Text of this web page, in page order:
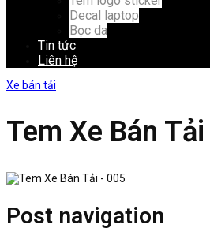
Decal laptop
Bọc da
Tin tức
Liên hệ
Xe bán tải
Tem Xe Bán
Post navigation